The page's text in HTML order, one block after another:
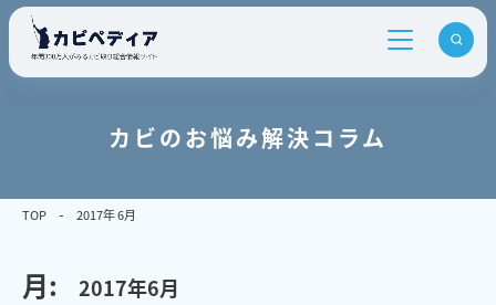
カビのお悩み解決コラム
TOP 2017年 6月
月: 2017年6月